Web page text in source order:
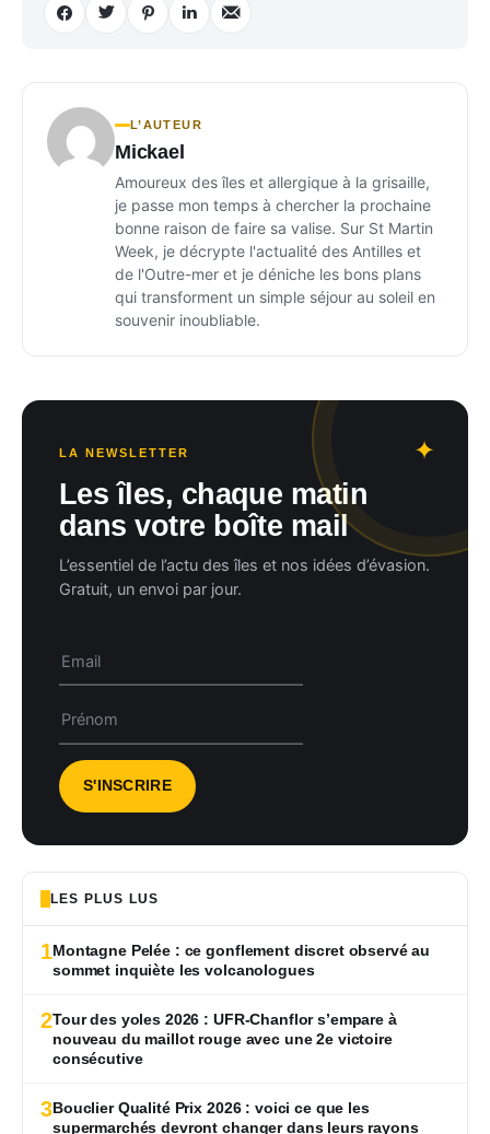
L’AUTEUR
Mickael
Amoureux des îles et allergique à la grisaille,
je passe mon temps à chercher la prochaine
bonne raison de faire sa valise. Sur St Martin
Week, je décrypte l'actualité des Antilles et
de l'Outre-mer et je déniche les bons plans
qui transforment un simple séjour au soleil en
souvenir inoubliable.
LA NEWSLETTER
Les îles, chaque matin
dans votre boîte mail
L’essentiel de l’actu des îles et nos idées d’évasion.
Gratuit, un envoi par jour.
LES PLUS LUS
1Montagne Pelée : ce gonflement discret observé au
sommet inquiète les volcanologues
2Tour des yoles 2026 : UFR-Chanflor s’empare à
nouveau du maillot rouge avec une 2e victoire
consécutive
3Bouclier Qualité Prix 2026 : voici ce que les
supermarchés devront changer dans leurs rayons